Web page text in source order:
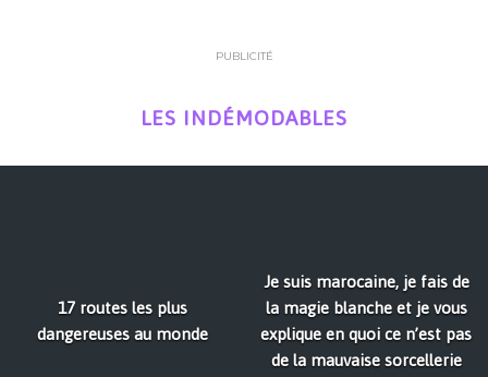
PUBLICITÉ
LES INDÉMODABLES
17 routes les plus
dangereuses au monde
Je suis marocaine, je fais de
la magie blanche et je vous
explique en quoi ce n’est pas
de la mauvaise sorcellerie